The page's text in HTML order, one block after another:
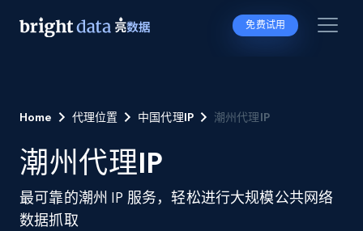
免费试用
Home 代理位置 中国代理IP 潮州代理IP
潮州代理IP
最可靠的潮州 IP 服务，轻松进行大规模公共网络
数据抓取